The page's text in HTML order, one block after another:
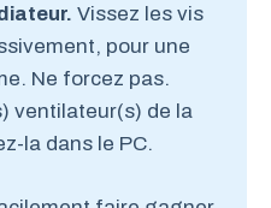
Vissez les vis
pour une
Ne forcez pas.
ventilateur(s) de la
la dans le PC.